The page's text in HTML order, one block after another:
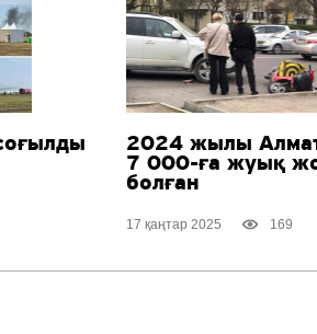
2024 жылы
7 000-ға жуық
болған
17 қаңтар 2025 169